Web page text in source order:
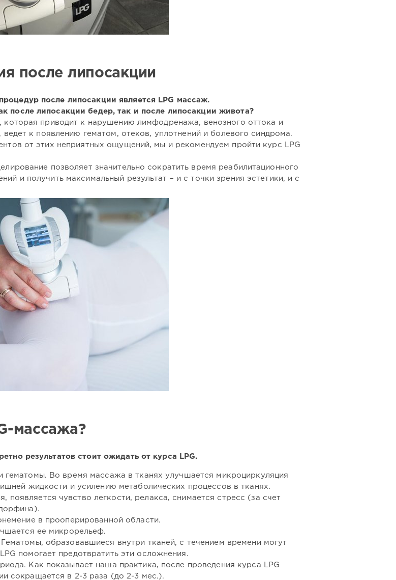
после липосакции
после липосакции является LPG массаж.
после липосакции бедер, так и после липосакции живота?
которая приводит к нарушению лимфодренажа, венозного оттока и
к появлению гематом, отеков, уплотнений и болевого синдрома.
от этих неприятных ощущений, мы и рекомендуем пройти курс LPG
позволяет значительно сократить время реабилитационного
и получить максимальный результат – и с точки зрения эстетики, и с
массажа?
результатов стоит ожидать от курса LPG.
гематомы. Во время массажа в тканях улучшается микроциркуляция
жидкости и усилению метаболических процессов в тканях.
чувство легкости, релакса, снимается стресс (за счет
в прооперированной области.
ее микрорельеф.
образовавшиеся внутри тканей, с течением времени могут
помогает предотвратить эти осложнения.
Как показывает наша практика, после проведения курса LPG
сокращается в 2-3 раза (до 2-3 мес.).